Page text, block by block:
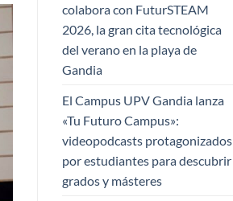
colabora con FuturSTEAM
2026, la gran cita tecnológica
del verano en la playa de
Gandia
El Campus UPV Gandia lanza
«Tu Futuro Campus»:
videopodcasts protagonizados
por estudiantes para descubrir
grados y másteres